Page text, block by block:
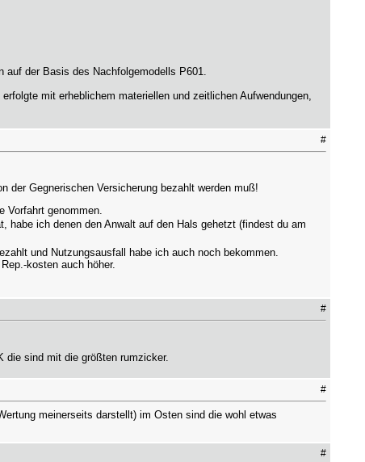
auf der Basis des Nachfolgemodells P601.
mit erheblichem materiellen und zeitlichen Aufwendungen,
#
der Gegnerischen Versicherung bezahlt werden muß!
Vorfahrt genommen.
habe ich denen den Anwalt auf den Hals gehetzt (findest du am
und Nutzungsausfall habe ich auch noch bekommen.
kosten auch höher.
#
die sind mit die größten rumzicker.
#
meinerseits darstellt) im Osten sind die wohl etwas
#